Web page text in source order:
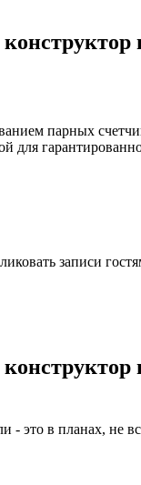
парных
для
записи
- это в планах, не